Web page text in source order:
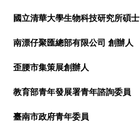
國立清華大學生物科技研究所碩士
南漂仔聚匯總部有限公司 創辦人
歪腰市集策展創辦人
教育部青年發展署青年諮詢委員
臺南市政府青年委員